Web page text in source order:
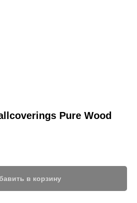
Pure Wood
в корзину